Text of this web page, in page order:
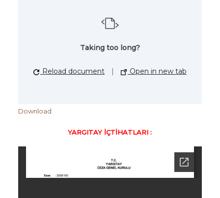
Taking too long?
Reload document | Open in new tab
Download
YARGITAY İÇTİHATLARI :